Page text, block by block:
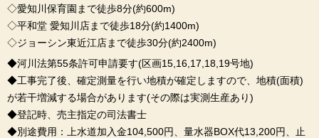
◇愛知川保育園まで徒歩8分(約600m)
◇平和堂 愛知川店まで徒歩18分(約1400m)
◇ジョーシン東近江店まで徒歩30分(約2400m)
◆河川法第55条許可申請要す(区画15,16,17,18,19号地)
◆工事完了後、確定測量を行い地積が確定しますので、地積(面積)
が若干増減する場合があります(その際は実測生産あり)
◆登記時、売主指定の司法書士
◆別途費用：上水道加入金104,500円、量水器BOX代13,200円、止